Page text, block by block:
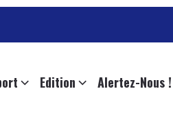
Qui
Edition Alertez-Nous !